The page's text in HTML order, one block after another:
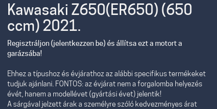
Kawasaki Z650(ER650) (650
ccm) 2021.
Regisztráljon (jelentkezzen be) és állítsa ezt a motort a
garázsába!
Ehhez a típushoz és évjárathoz az alábbi specifikus termékeket
tudjuk ajánlani. FONTOS: az évjárat nem a forgalomba helyezés
évét, hanem a modellévet (gyártási évet) jelentik!
A sárgával jelzett árak a személyre szóló kedvezményes árat